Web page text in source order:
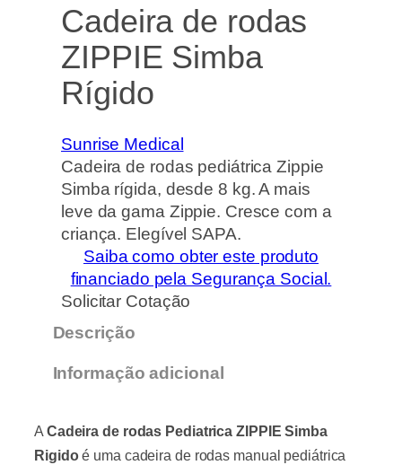
Cadeira de rodas
ZIPPIE Simba
Rígido
Sunrise Medical
Cadeira de rodas pediátrica Zippie
Simba rígida, desde 8 kg. A mais
leve da gama Zippie. Cresce com a
criança. Elegível SAPA.
Saiba como obter este produto
financiado pela Segurança Social.
Solicitar Cotação
Descrição
Informação adicional
A Cadeira de rodas Pediatrica ZIPPIE Simba
Rigidoé uma cadeira de rodas manual pediátrica